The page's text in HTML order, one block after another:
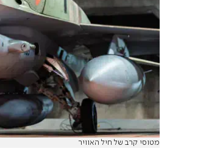
מטוסי קרב של חיל האוויר